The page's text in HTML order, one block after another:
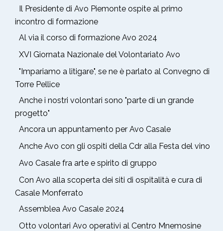
Il Presidente di Avo Piemonte ospite al primo
incontro di formazione
Al via il corso di formazione Avo 2024
XVI Giornata Nazionale del Volontariato Avo
"Impariamo a litigare", se ne è parlato al Convegno di
Torre Pellice
Anche i nostri volontari sono "parte di un grande
progetto"
Ancora un appuntamento per Avo Casale
Anche Avo con gli ospiti della Cdr alla Festa del vino
Avo Casale fra arte e spirito di gruppo
Con Avo alla scoperta dei siti di ospitalità e cura di
Casale Monferrato
Assemblea Avo Casale 2024
Otto volontari Avo operativi al Centro Mnemosine